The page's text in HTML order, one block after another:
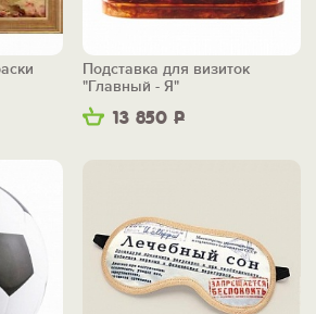
13 850 Р
Подставка для визиток
"Главный - Я"